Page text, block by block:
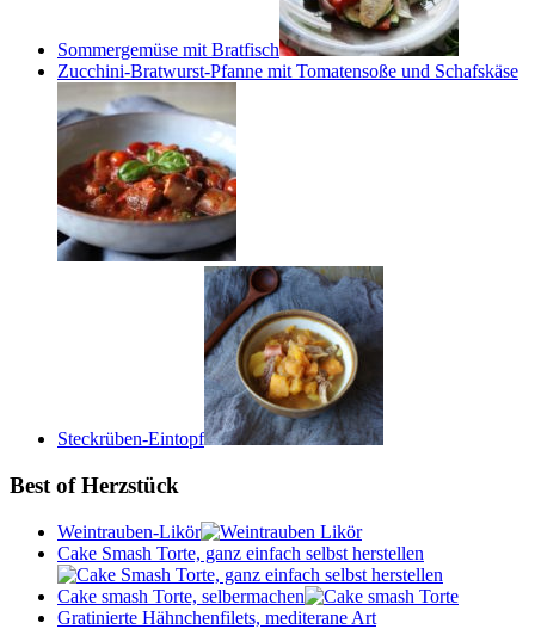
Sommergemüse mit Bratfisch
Zucchini-Bratwurst-Pfanne mit Tomatensoße und Schafskäse
Steckrüben-Eintopf
Best of Herzstück
Weintrauben-Likör
Cake Smash Torte, ganz einfach selbst herstellen
Cake smash Torte, selbermachen
Gratinierte Hähnchenfilets, mediterane Art